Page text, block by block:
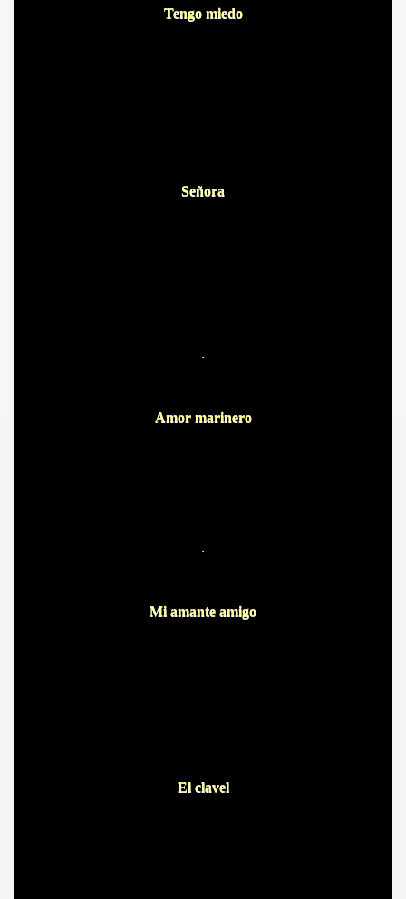
Tengo miedo
Señora
Amor marinero
Mi amante amigo
El clavel